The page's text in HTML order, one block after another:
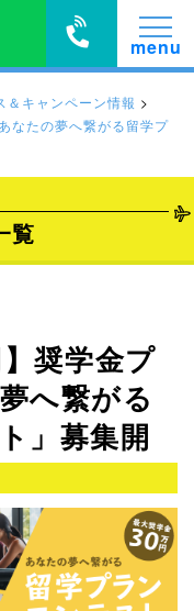
＆キャンペーン情報 >
なたの夢へ繋がる留学プ
覧
奨学金プ
へ繋がる
」募集開